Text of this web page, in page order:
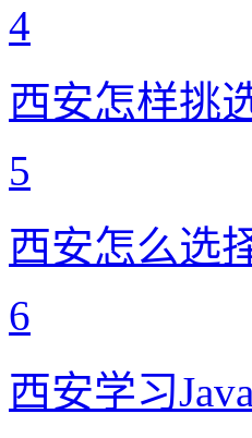
4
西安怎样挑
5
西安怎么选
6
西安学习